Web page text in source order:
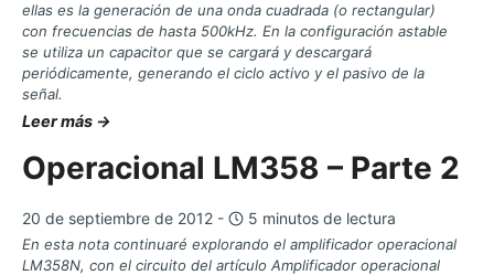
ellas es la generación de una onda cuadrada (o rectangular)
con frecuencias de hasta 500kHz. En la configuración astable
se utiliza un capacitor que se cargará y descargará
periódicamente, generando el ciclo activo y el pasivo de la
señal.
Leer más →
Operacional LM358 – Parte 2
20 de septiembre de 2012 - 5 minutos de lectura
En esta nota continuaré explorando el amplificador operacional
LM358N, con el circuito del artículo Amplificador operacional